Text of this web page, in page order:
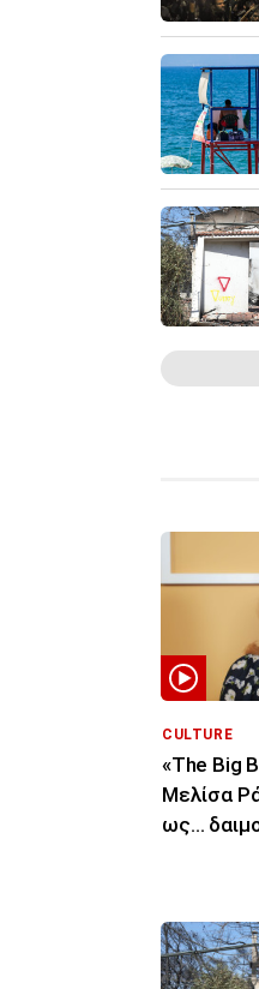
CULTURE
«The Big
Μελίσα
ως…